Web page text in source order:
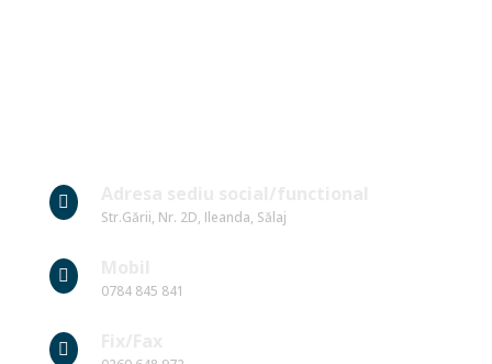

Str.Gării, Nr. 2D, Ileanda, Sălaj

0784 845 841
